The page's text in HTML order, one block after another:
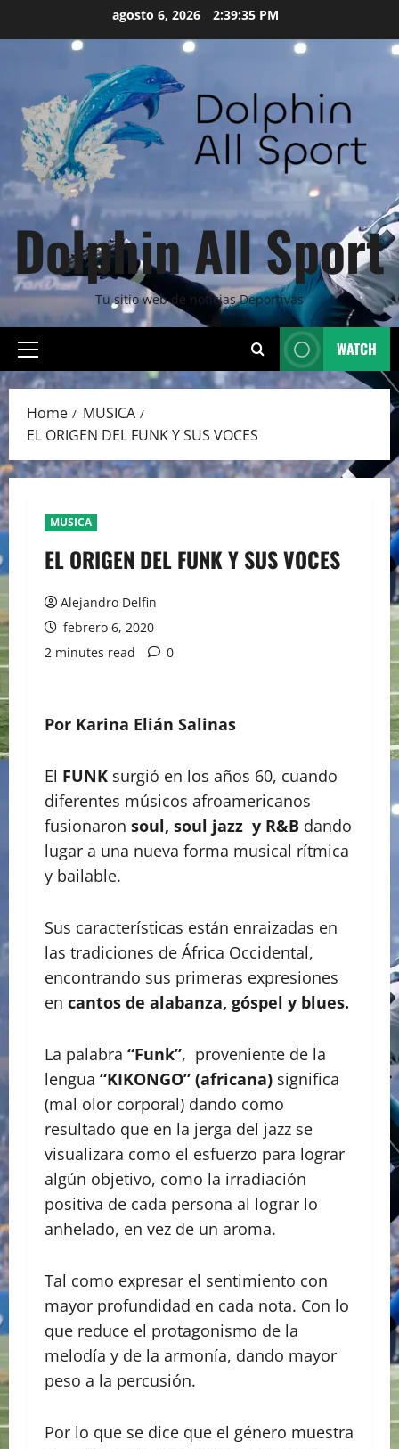
agosto 6, 2026 2:39:37 PM
Dolphin All Sport
Tu sitio web de noticias Deportivas
Primary
Menu
WATCH
Home
MUSICA
EL ORIGEN DEL FUNK Y SUS VOCES
MUSICA
EL ORIGEN DEL FUNK Y SUS VOCES
Alejandro Delfin
febrero 6, 2020
2 minutes read
0
Por Karina Elián Salinas
El FUNK surgió en los años 60, cuando
diferentes músicos afroamericanos
fusionaron soul, soul jazz y R&B dando
lugar a una nueva forma musical rítmica
y bailable.
Sus características están enraizadas en
las tradiciones de África Occidental,
encontrando sus primeras expresiones
en cantos de alabanza, góspel y blues.
La palabra “Funk”, proveniente de la
lengua “KIKONGO” (africana) significa
(mal olor corporal) dando como
resultado que en la jerga del jazz se
visualizara como el esfuerzo para lograr
algún objetivo, como la irradiación
positiva de cada persona al lograr lo
anhelado, en vez de un aroma.
Tal como expresar el sentimiento con
mayor profundidad en cada nota. Con lo
que reduce el protagonismo de la
melodía y de la armonía, dando mayor
peso a la percusión.
Por lo que se dice que el género muestra